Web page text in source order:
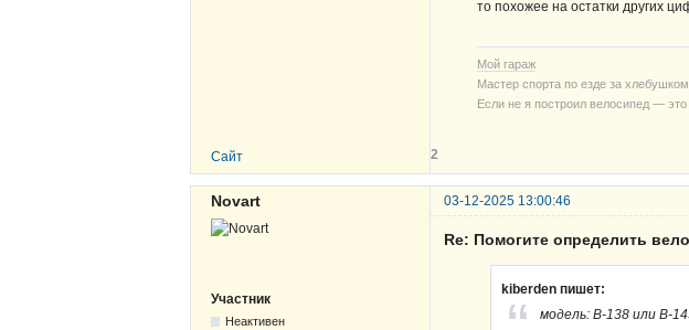
то похожее на остатки других
Мой гараж
Мастер спорта по езде за
Если не я построил велосипед —
Сайт 2
Novart 03-12-2025 13:00:46
Участник
Неактивен
Re: Помогите определить
kiberden пишет:
модель: В-138 или В-